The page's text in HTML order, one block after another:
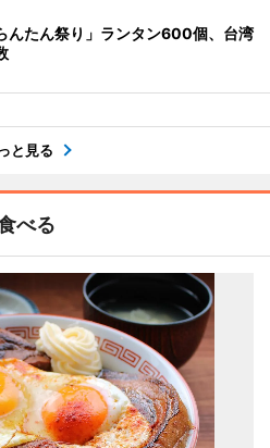
んたん祭り」ランタン600個、台湾
と見る
べる